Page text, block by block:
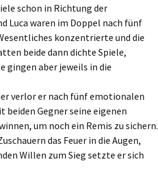
schon in Richtung der
Luca waren im Doppel nach fünf
konzentrierte und die
beide dann dichte Spiele,
gingen aber jeweils in die
verlor er nach fünf emotionalen
Gegner seine eigenen
um noch ein Remis zu sichern.
das Feuer in die Augen,
Willen zum Sieg setzte er sich